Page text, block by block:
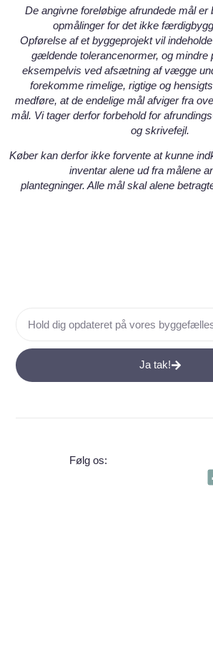
De angivne foreløbige afrundede mål er
opmålinger for det ikke
Opførelse af et byggeprojekt vil
gældende tolerancenormer, og mindre
eksempelvis ved afsætning af vægge
forekomme rimelige, rigtige og
medføre, at de endelige mål afviger fra
mål. Vi tager derfor forbehold for
og skrivefejl.
Køber kan derfor ikke forvente at kunne
inventar alene ud fra målene
plantegninger. Alle mål skal alene
Ja tak!
Følg os: